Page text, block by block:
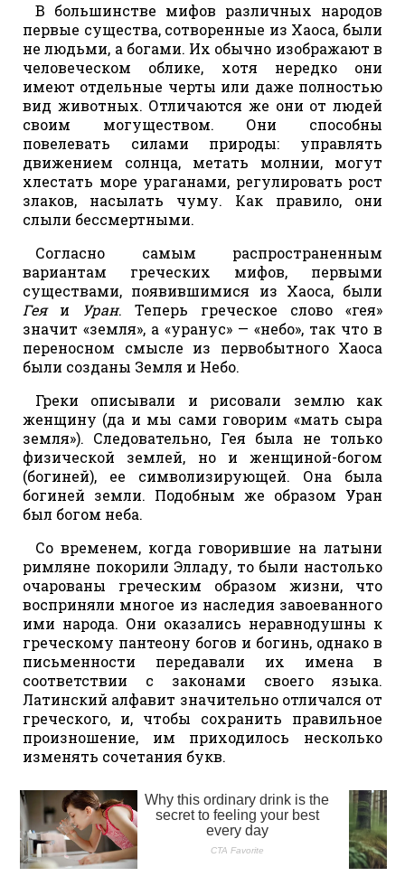
В большинстве мифов различных народов
первые существа, сотворенные из Хаоса, были
не людьми, а богами. Их обычно изображают в
человеческом облике, хотя нередко они
имеют отдельные черты или даже полностью
вид животных. Отличаются же они от людей
своим могуществом. Они способны
повелевать силами природы: управлять
движением солнца, метать молнии, могут
хлестать море ураганами, регулировать рост
злаков, насылать чуму. Как правило, они
слыли бессмертными.
Согласно самым распространенным
вариантам греческих мифов, первыми
существами, появившимися из Хаоса, были
Геяи Уран. Теперь греческое слово «гея»
значит «земля», а «уранус» — «небо», так что в
переносном смысле из первобытного Хаоса
были созданы Земля и Небо.
Греки описывали и рисовали землю как
женщину (да и мы сами говорим «мать сыра
земля»). Следовательно, Гея была не только
физической землей, но и женщиной-богом
(богиней), ее символизирующей. Она была
богиней земли. Подобным же образом Уран
был богом неба.
Со временем, когда говорившие на латыни
римляне покорили Элладу, то были настолько
очарованы греческим образом жизни, что
восприняли многое из наследия завоеванного
ими народа. Они оказались неравнодушны к
греческому пантеону богов и богинь, однако в
письменности передавали их имена в
соответствии с законами своего языка.
Латинский алфавит значительно отличался от
греческого, и, чтобы сохранить правильное
произношение, им приходилось несколько
изменять сочетания букв.